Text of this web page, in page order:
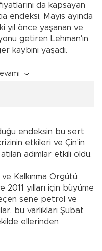
da kapsayan
endeksi, Mayıs ayında
yıl önce yaşanan ve
getiren Lehman'ın
kaybını yaşadı.
endeksin bu sert
etkileri ve Çin'in
adımlar etkili oldu.
Kalkınma Örgütü
yılları için büyüme
sene petrol ve
bu varlıkları Şubat
ellerinden